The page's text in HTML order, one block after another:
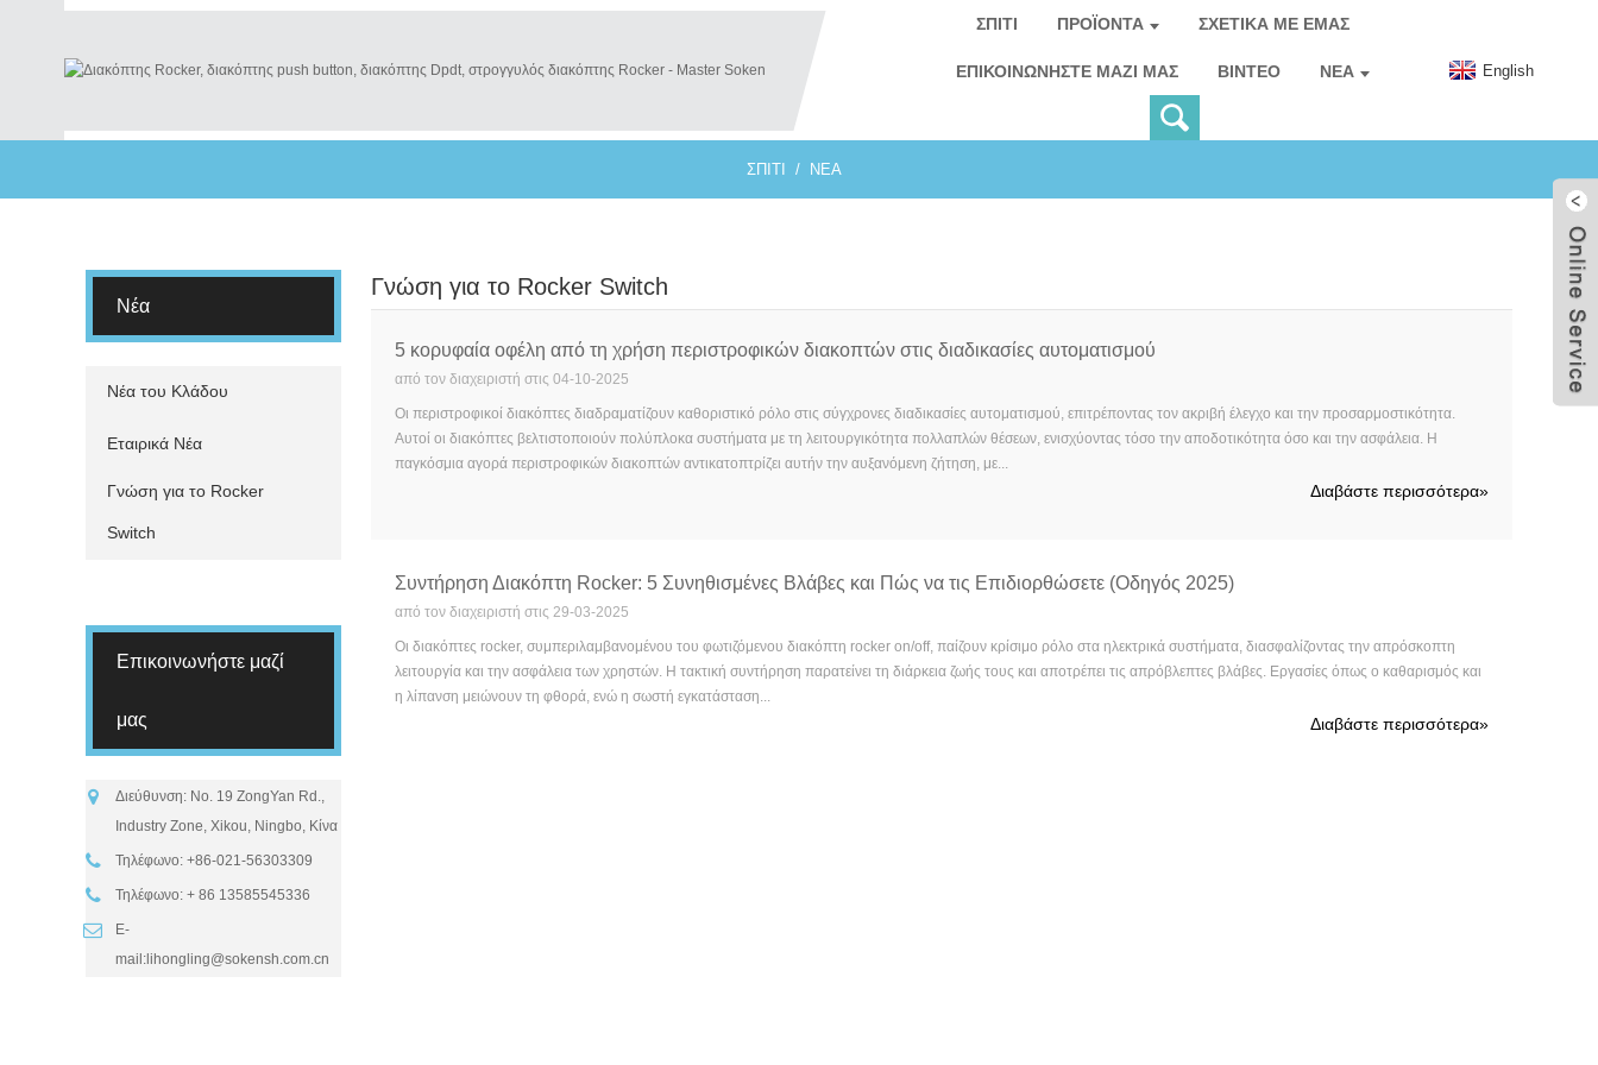
ΣΠΊΤΙ ΠΡΟΪΌΝΤΑ ΣΧΕΤΙΚΆ ΜΕ ΕΜΆΣ
ΕΠΙΚΟΙΝΩΝΉΣΤΕ ΜΑΖΊ ΜΑΣ ΒΊΝΤΕΟ ΝΈΑ English
ΣΠΊΤΙ ΝΈΑ
Νέα
Νέα του Κλάδου
Εταιρικά Νέα
Γνώση για το Rocker
Switch
Επικοινωνήστε μαζί
μας
Διεύθυνση: No. 19 ZongYan Rd.,
Industry Zone, Xikou, Ningbo, Κίνα
Τηλέφωνο: +86-021-56303309
Τηλέφωνο: + 86 13585545336
E-
mail: lihongling@sokensh.com.cn
Γνώση για το Rocker Switch
5 κορυφαία οφέλη από τη χρήση περιστροφικών διακοπτών στις διαδικασίες αυτοματισμού
από τον διαχειριστή στις 04-10-2025
Οι περιστροφικοί διακόπτες διαδραματίζουν καθοριστικό ρόλο στις σύγχρονες διαδικασίες αυτοματισμού, επιτρέποντας τον ακριβή έλεγχο και την προσαρμοστικότητα.
Αυτοί οι διακόπτες βελτιστοποιούν πολύπλοκα συστήματα με τη λειτουργικότητα πολλαπλών θέσεων, ενισχύοντας τόσο την αποδοτικότητα όσο και την ασφάλεια. Η
παγκόσμια αγορά περιστροφικών διακοπτών αντικατοπτρίζει αυτήν την αυξανόμενη ζήτηση, με...
Διαβάστε περισσότερα»
Συντήρηση Διακόπτη Rocker: 5 Συνηθισμένες Βλάβες και Πώς να τις Επιδιορθώσετε (Οδηγός 2025)
από τον διαχειριστή στις 29-03-2025
Οι διακόπτες rocker, συμπεριλαμβανομένου του φωτιζόμενου διακόπτη rocker on/off, παίζουν κρίσιμο ρόλο στα ηλεκτρικά συστήματα, διασφαλίζοντας την απρόσκοπτη
λειτουργία και την ασφάλεια των χρηστών. Η τακτική συντήρηση παρατείνει τη διάρκεια ζωής τους και αποτρέπει τις απρόβλεπτες βλάβες. Εργασίες όπως ο καθαρισμός και
η λίπανση μειώνουν τη φθορά, ενώ η σωστή εγκατάσταση...
Διαβάστε περισσότερα»